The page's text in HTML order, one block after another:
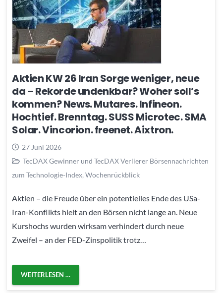
Aktien KW 26 Iran Sorge weniger, neue
da – Rekorde undenkbar? Woher soll’s
kommen? News. Mutares. Infineon.
Hochtief. Brenntag. SUSS Microtec. SMA
Solar. Vincorion. freenet. Aixtron.
27 Juni 2026
TecDAX Gewinner und TecDAX Verlierer Börsennachrichten
zum Technologie-Index, Wochenrückblick
Aktien – die Freude über ein potentielles Ende des USa-
Iran-Konflikts hielt an den Börsen nicht lange an. Neue
Kurshochs wurden wirksam verhindert durch neue
Zweifel – an der FED-Zinspolitik trotz…
WEITERLESEN …